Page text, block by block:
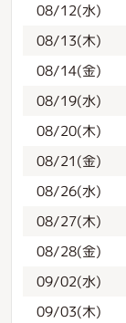
08/12(水)
08/13(木)
08/14(金)
08/19(水)
08/20(木)
08/21(金)
08/26(水)
08/27(木)
08/28(金)
09/02(水)
09/03(木)